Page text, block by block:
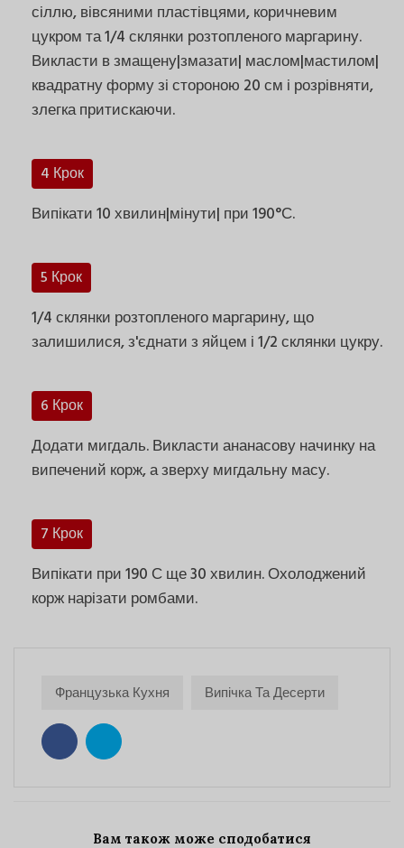
сіллю, вівсяними пластівцями, коричневим
цукром та 1/4 склянки розтопленого маргарину.
Викласти в змащену|змазати| маслом|мастилом|
квадратну форму зі стороною 20 см і розрівняти,
злегка притискаючи.
4 Крок
Випікати 10 хвилин|мінути| при 190°С.
5 Крок
1/4 склянки розтопленого маргарину, що
залишилися, з'єднати з яйцем і 1/2 склянки цукру.
6 Крок
Додати мигдаль. Викласти ананасову начинку на
випечений корж, а зверху мигдальну масу.
7 Крок
Випікати при 190 С ще 30 хвилин. Охолоджений
корж нарізати ромбами.
Французька Кухня Випічка Та Десерти
Вам також може сподобатися